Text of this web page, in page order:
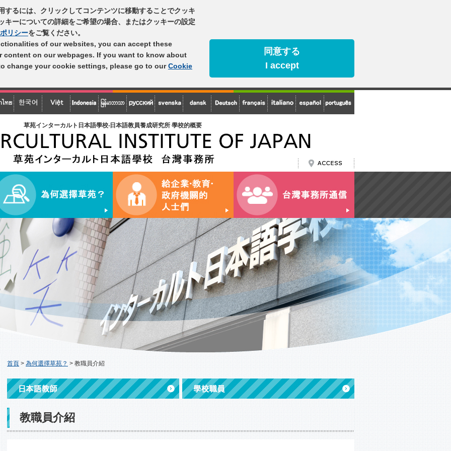
するには、クリックしてコンテンツに移動することでクッキ
キーについての詳細をご希望の場合、またはクッキーの設定
リシーをご覧ください。
of our websites, you can accept these
on our webpages. If you want to know about
change your cookie settings, please go to ourCookie
同意する
I accept
草苑インターカルト日本語學校‧日本語教員養成研究所 學校的概要
首頁 > 為何選擇草苑？ > 教職員介紹
教職員介紹